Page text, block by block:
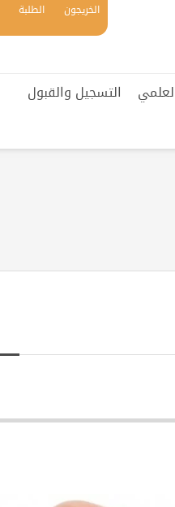
الخريجون الطلبة
التسجيل والقبول